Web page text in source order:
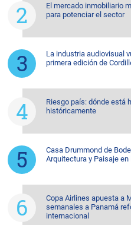
El mercado inmobiliario
para potenciar el sector
La industria audiovisual
primera edición de
Riesgo país: dónde está
históricamente
Casa Drummond de
Arquitectura y Paisaje
Copa Airlines apuesta a
semanales a Panamá
internacional